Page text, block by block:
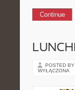
Continue
POSTED BY
WYŁĄCZONA